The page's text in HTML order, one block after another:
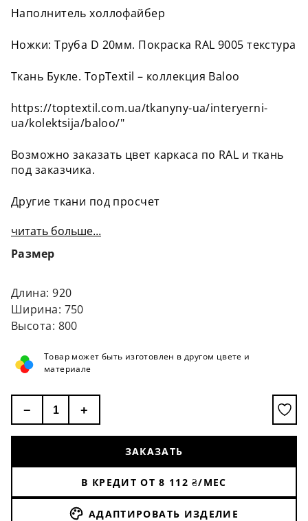
Наполнитель холлофайбер
Ножки: Труба D 20мм. Покраска RAL 9005 текстура
Ткань Букле. TopTextil – коллекция Baloo
https://toptextil.com.ua/tkanyny-ua/interyerni-
ua/kolektsija/baloo/"
Возможно заказать цвет каркаса по RAL и ткань
под заказчика.
Другие ткани под просчет
читать больше...
Размер
Длина: 920
Ширина: 750
Высота: 800
Товар может быть изготовлен в другом цвете и
материале
− +
ЗАКАЗАТЬ
В КРЕДИТ ОТ 8 112 ₴/МЕС
АДАПТИРОВАТЬ ИЗДЕЛИЕ